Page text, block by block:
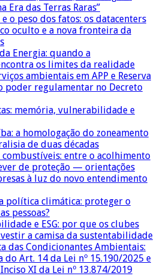
Era das Terras Raras”
o peso dos fatos: os datacenters
oculto e a nova fronteira da
Energia: quando a
os limites da realidade
ambientais em APP e Reserva
poder regulamentar no Decreto
memória, vulnerabilidade e
a homologação do zoneamento
de duas décadas
combustíveis: entre o acolhimento
de proteção — orientações
à luz do novo entendimento
política climática: proteger o
pessoas?
e ESG: por que os clubes
a camisa da sustentabilidade
das Condicionantes Ambientais:
do Art. 14 da Lei nº 15.190/2025 e
XI da Lei nº 13.874/2019